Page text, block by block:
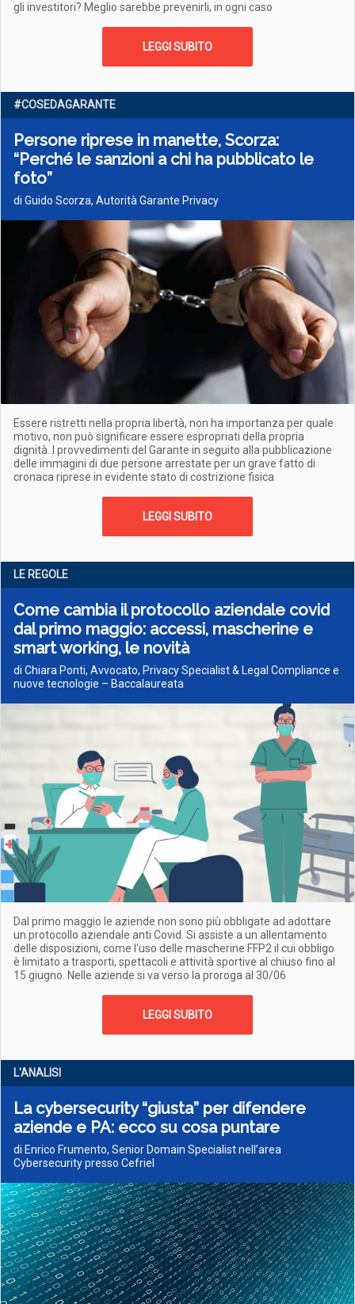
gli investitori? Meglio sarebbe prevenirli, in ogni caso
LEGGI SUBITO
#COSEDAGARANTE
Persone riprese in manette, Scorza:
“Perché le sanzioni a chi ha pubblicato le
foto”
di Guido Scorza, Autorità Garante Privacy
Essere ristretti nella propria libertà, non ha importanza per quale
motivo, non può significare essere espropriati della propria
dignità. I provvedimenti del Garante in seguito alla pubblicazione
delle immagini di due persone arrestate per un grave fatto di
cronaca riprese in evidente stato di costrizione fisica
LEGGI SUBITO
LE REGOLE
Come cambia il protocollo aziendale covid
dal primo maggio: accessi, mascherine e
smart working, le novità
di Chiara Ponti, Avvocato, Privacy Specialist & Legal Compliance e
nuove tecnologie – Baccalaureata
Dal primo maggio le aziende non sono più obbligate ad adottare
un protocollo aziendale anti Covid. Si assiste a un allentamento
delle disposizioni, come l'uso delle mascherine FFP2 il cui obbligo
è limitato a trasporti, spettacoli e attività sportive al chiuso fino al
15 giugno. Nelle aziende si va verso la proroga al 30/06
LEGGI SUBITO
L'ANALISI
La cybersecurity “giusta” per difendere
aziende e PA: ecco su cosa puntare
di Enrico Frumento, Senior Domain Specialist nell’area
Cybersecurity presso Cefriel